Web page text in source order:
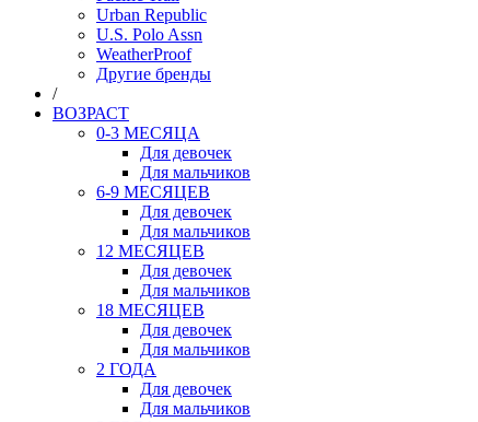
Urban Republic
U.S. Polo Assn
WeatherProof
Другие бренды
/
ВОЗРАСТ
0-3 МЕСЯЦА
Для девочек
Для мальчиков
6-9 МЕСЯЦЕВ
Для девочек
Для мальчиков
12 МЕСЯЦЕВ
Для девочек
Для мальчиков
18 МЕСЯЦЕВ
Для девочек
Для мальчиков
2 ГОДА
Для девочек
Для мальчиков